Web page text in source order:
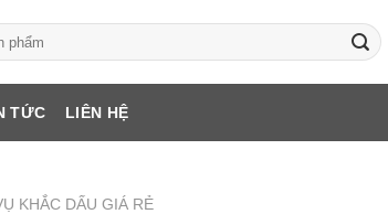
TỨC LIÊN HỆ
KHẮC DẤU GIÁ RẺ